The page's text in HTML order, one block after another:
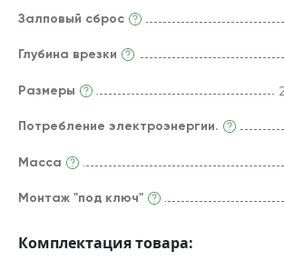
Залповый сброс
Глубина врезки
Размеры
Потребление электроэнергии.
Масса
Монтаж "под ключ"
Комплектация товара: